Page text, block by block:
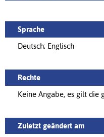
Sprache
Deutsch; Englisch
Rechte
Keine Angabe, es gilt die
Zuletzt geändert am